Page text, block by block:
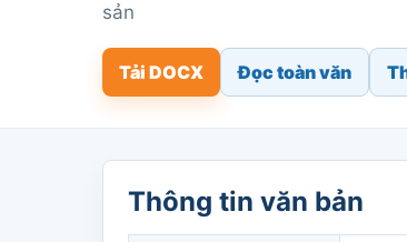
sản
Tải DOCX Đọc toàn văn
Thông tin văn bản